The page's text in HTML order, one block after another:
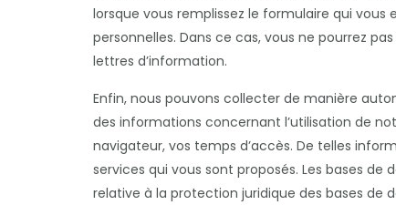
lorsque vous remplissez le formulaire qui vous
personnelles. Dans ce cas, vous ne pourrez
lettres d’information.
Enfin, nous pouvons collecter de manière
des informations concernant l’utilisation de
navigateur, vos temps d’accès. De telles
services qui vous sont proposés. Les bases de
relative à la protection juridique des bases de